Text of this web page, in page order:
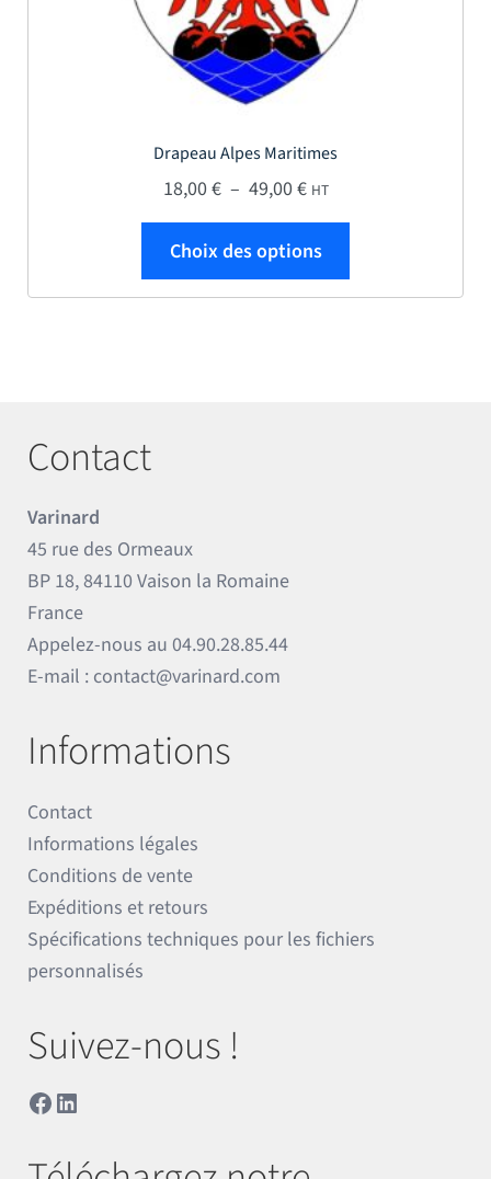
Drapeau Alpes Maritimes
18,00€ – 49,00€Plage de prix : 18,00 €
HT
Choix des options
Contact
Varinard
45 rue des Ormeaux
BP 18, 84110 Vaison la Romaine
France
Appelez-nous au04.90.28.85.44
E-mail : contact@varinard.com
Informations
Contact
Informations légales
Conditions de vente
Expéditions et retours
Spécifications techniques pour les fichiers
personnalisés
Suivez-nous !
Facebook
LinkedIn